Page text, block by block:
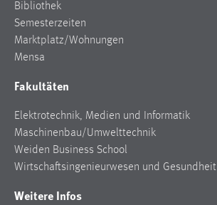
Bibliothek
Semesterzeiten
Marktplatz/Wohnungen
Mensa
Fakultäten
Elektrotechnik, Medien und Informatik
Maschinenbau/Umwelttechnik
Weiden Business School
Wirtschaftsingenieurwesen und Gesundheit
Weitere Infos